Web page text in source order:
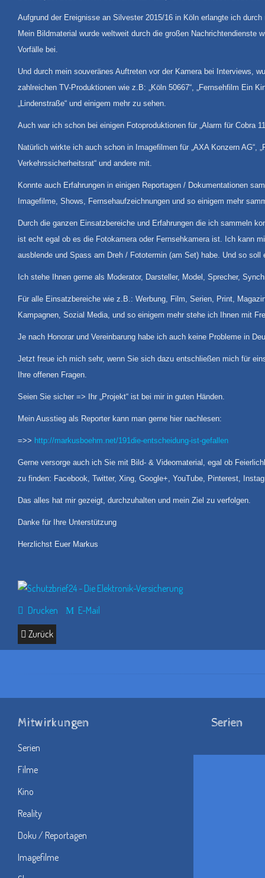
Aufgrund der Ereignisse an Silvester 2015/16 in Köln erlangte ich
Mein Bildmaterial wurde weltweit durch die großen Nachrichtendienste
Vorfälle bei.
Und durch mein souveränes Auftreten vor der Kamera bei Interviews,
zahlreichen TV-Produktionen wie z.B: „Köln 50667“, „Fernsehfilm Ein
„Lindenstraße“ und einigem mehr zu sehen.
Auch war ich schon bei einigen Fotoproduktionen für „Alarm für Cobra
Natürlich wirkte ich auch schon in Imagefilmen für „AXA Konzern AG“,
Verkehrssicherheitsrat“ und andere mit.
Konnte auch Erfahrungen in einigen Reportagen / Dokumentationen
Imagefilme, Shows, Fernsehaufzeichnungen und so einigem mehr
Durch die ganzen Einsatzbereiche und Erfahrungen die ich sammeln
ist echt egal ob es die Fotokamera oder Fernsehkamera ist. Ich kann
ausblende und Spass am Dreh / Fototermin (am Set) habe. Und so soll
Ich stehe Ihnen gerne als Moderator, Darsteller, Model, Sprecher,
Für alle Einsatzbereiche wie z.B.: Werbung, Film, Serien, Print,
Kampagnen, Sozial Media, und so einigem mehr stehe ich Ihnen mit
Je nach Honorar und Vereinbarung habe ich auch keine Probleme in
Jetzt freue ich mich sehr, wenn Sie sich dazu entschließen mich für
Ihre offenen Fragen.
Seien Sie sicher => Ihr „Projekt“ ist bei mir in guten Händen.
Mein Ausstieg als Reporter kann man gerne hier nachlesen:
=>> http://markusboehm.net/191die-entscheidung-ist-gefallen
Gerne versorge auch ich Sie mit Bild- & Videomaterial, egal ob
zu finden: Facebook, Twitter, Xing, Google+, YouTube, Pinterest,
Das alles hat mir gezeigt, durchzuhalten und mein Ziel zu verfolgen.
Danke für Ihre Unterstützung
Herzlichst Euer Markus
Drucken
E-Mail
Zurück
Mitwirkungen
Serien
Filme
Kino
Reality
Doku / Reportagen
Imagefilme
Serien